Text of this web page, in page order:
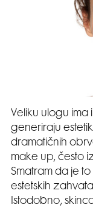
Veliku ulogu ima i
generiraju
dramatičnih
make up, često
Smatram da je
estetskih
Istodobno,